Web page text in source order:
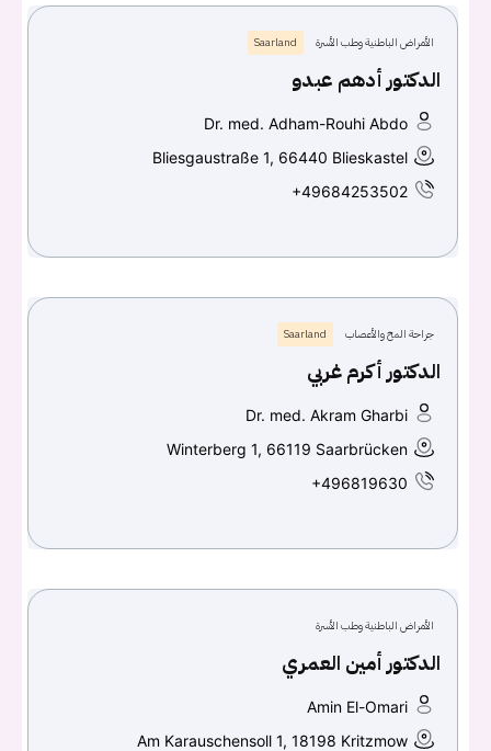
الأمراض الباطنية وطب الأسرة Saarland
الدكتور أدهم عبدو
Dr. med. Adham-Rouhi Abdo
Bliesgaustraße 1, 66440 Blieskastel
+49684253502
جراحة المخ والأعصاب Saarland
الدكتور أكرم غربي
Dr. med. Akram Gharbi
Winterberg 1, 66119 Saarbrücken
+496819630
الأمراض الباطنية وطب الأسرة
الدكتور أمين العمري
Amin El-Omari
Am Karauschensoll 1, 18198 Kritzmow